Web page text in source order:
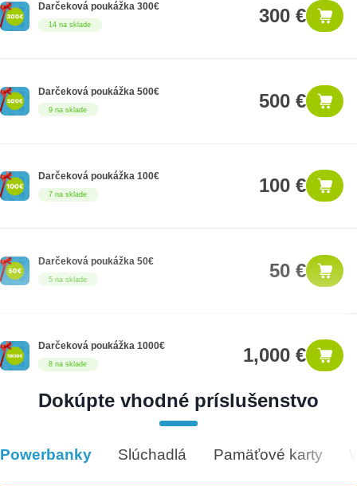
14 na sklade
Darčeková poukážka 300€ 300 €
9 na sklade
Darčeková poukážka 500€ 500 €
7 na sklade
Darčeková poukážka 100€ 100 €
5 na sklade
Darčeková poukážka 50€ 50 €
8 na sklade
Darčeková poukážka 1000€ 1,000 €
12 na sklade
Dokúpte vhodné príslušenstvo
Vhodné príslušenstvo
Powerbanky Slúchadlá Pamäťové karty